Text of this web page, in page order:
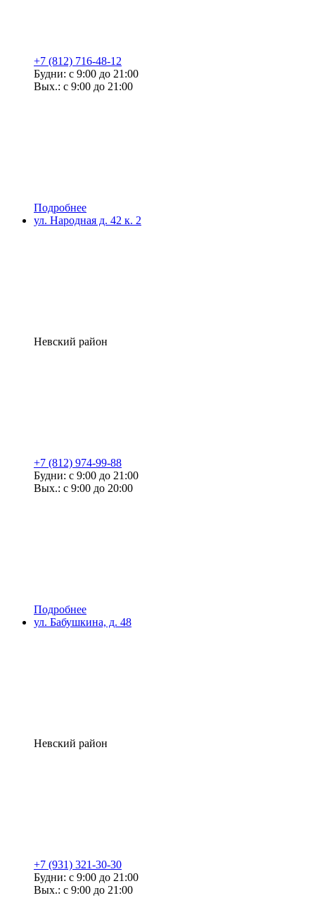
+7 (812) 716-48-12
Будни: с 9:00 до 21:00
Вых.: с 9:00 до 21:00
Подробнее
ул. Народная д. 42 к. 2
Невский район
+7 (812) 974-99-88
Будни: с 9:00 до 21:00
Вых.: с 9:00 до 20:00
Подробнее
ул. Бабушкина, д. 48
Невский район
+7 (931) 321-30-30
Будни: с 9:00 до 21:00
Вых.: с 9:00 до 21:00